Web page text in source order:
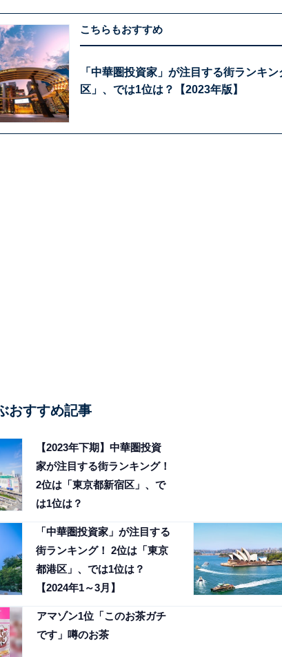
こちらもおすすめ
「中華圏投資家」が注目する街ランキ
区」、では1位は？【2023年版】
おすすめ記事
【2023年下期】中華圏投資
家が注目する街ランキング！
2位は「東京都新宿区」、で
は1位は？
「中華圏投資家」が注目する
街ランキング！ 2位は「東京
都港区」、では1位は？
【2024年1～3月】
アマゾン1位「このお茶ガチ
です」噂のお茶